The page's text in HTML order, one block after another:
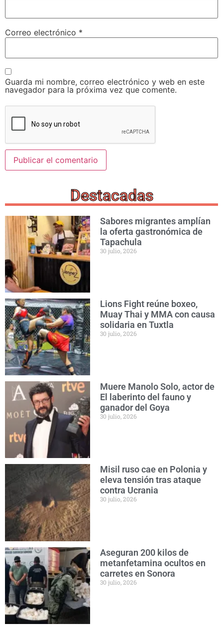
Correo electrónico *
Guarda mi nombre, correo electrónico y web en este
navegador para la próxima vez que comente.
Destacadas
Sabores migrantes amplían
la oferta gastronómica de
Tapachula
30 julio, 2026
Lions Fight reúne boxeo,
Muay Thai y MMA con causa
solidaria en Tuxtla
30 julio, 2026
Muere Manolo Solo, actor de
El laberinto del fauno y
ganador del Goya
30 julio, 2026
Misil ruso cae en Polonia y
eleva tensión tras ataque
contra Ucrania
30 julio, 2026
Aseguran 200 kilos de
metanfetamina ocultos en
carretes en Sonora
30 julio, 2026